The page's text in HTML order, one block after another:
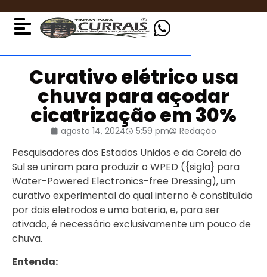
Curativo elétrico usa
chuva para açodar
cicatrização em 30%
agosto 14, 2024 5:59 pm Redação
Pesquisadores dos Estados Unidos e da Coreia do
Sul se uniram para produzir o WPED ({sigla} para
Water-Powered Electronics-free Dressing), um
curativo experimental do qual interno é constituído
por dois eletrodos e uma bateria, e, para ser
ativado, é necessário exclusivamente um pouco de
chuva.
Entenda: